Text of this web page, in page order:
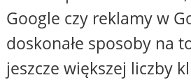
Google czy reklamy w
doskonałe sposoby na
jeszcze większej liczby